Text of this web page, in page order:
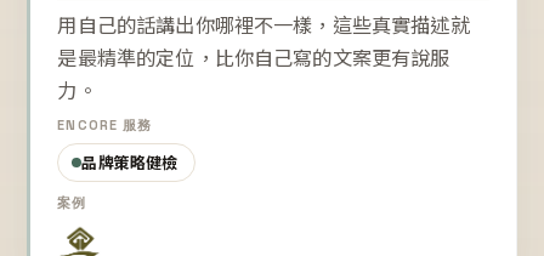
用自己的話講出你哪裡不一樣，這些真實描述就
是最精準的定位，比你自己寫的文案更有說服
力。
ENCORE 服務
品牌策略健檢
案例